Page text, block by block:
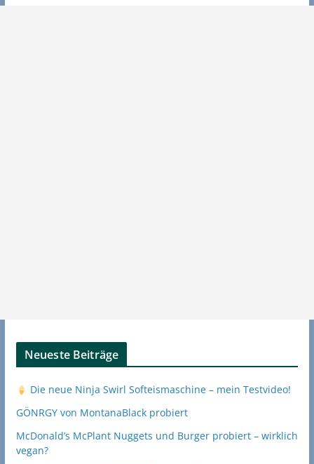
Neueste Beiträge
Die neue Ninja Swirl Softeismaschine – mein Testvideo!
GÖNRGY von MontanaBlack probiert
McDonald’s McPlant Nuggets und Burger probiert – wirklich
vegan?